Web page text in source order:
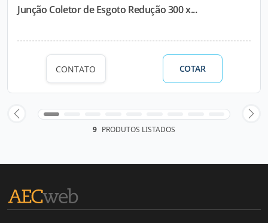
Junção Coletor de Esgoto Redução 300 x...
CONTATO COTAR
9 PRODUTOS LISTADOS